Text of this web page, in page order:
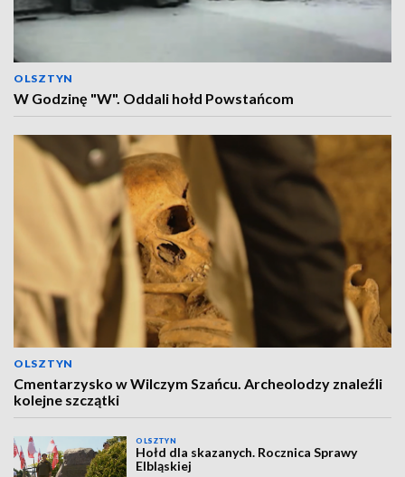
OLSZTYN
W Godzinę "W". Oddali hołd Powstańcom
OLSZTYN
Cmentarzysko w Wilczym Szańcu. Archeolodzy znaleźli
kolejne szczątki
OLSZTYN
Hołd dla skazanych. Rocznica Sprawy
Elbląskiej